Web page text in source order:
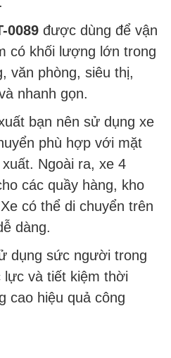
0089được dùng để vận
có khối lượng lớn trong
văn phòng, siêu thị,
nhanh gọn.
bạn nên sử dụng xe
phù hợp với mặt
Ngoài ra, xe 4
các quầy hàng, kho
có thể di chuyển trên
dàng.
dụng sức người trong
lực và tiết kiệm thời
cao hiệu quả công